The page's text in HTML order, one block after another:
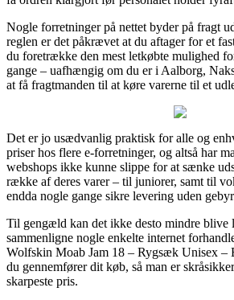
Nogle forretninger på nettet byder på fragt
reglen er det påkrævet at du aftager for et
du foretrække den mest letkøbte mulighed
gange – uafhængig om du er i Aalborg,
at få fragtmanden til at køre varerne til et
Det er jo usædvanlig praktisk for alle og
priser hos flere e-forretninger, og altså har
webshops ikke kunne slippe for at sænke
række af deres varer – til juniorer, samt til
endda nogle gange sikre levering uden
Til gengæld kan det ikke desto mindre blive
sammenligne nogle enkelte internet
Wolfskin Moab Jam 18 – Rygsæk Unisex –
du gennemfører dit køb, så man er
skarpeste pris.